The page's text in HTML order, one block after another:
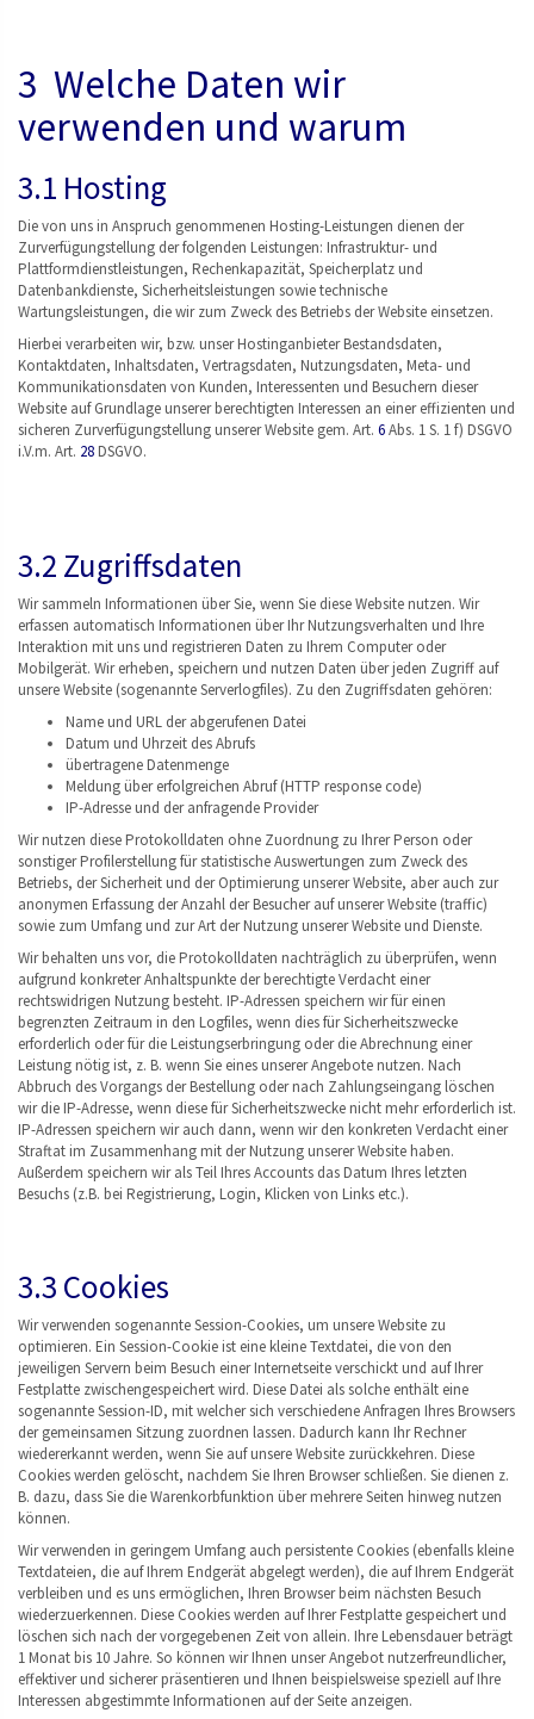
3 Welche Daten wir
verwenden und warum
3.1 Hosting
Die von uns in Anspruch genommenen Hosting-Leistungen dienen der
Zurverfügungstellung der folgenden Leistungen: Infrastruktur- und
Plattformdienstleistungen, Rechenkapazität, Speicherplatz und
Datenbankdienste, Sicherheitsleistungen sowie technische
Wartungsleistungen, die wir zum Zweck des Betriebs der Website einsetzen.
Hierbei verarbeiten wir, bzw. unser Hostinganbieter Bestandsdaten,
Kontaktdaten, Inhaltsdaten, Vertragsdaten, Nutzungsdaten, Meta- und
Kommunikationsdaten von Kunden, Interessenten und Besuchern dieser
Website auf Grundlage unserer berechtigten Interessen an einer effizienten und
sicheren Zurverfügungstellung unserer Website gem. Art. 6Abs. 1 S. 1 f) DSGVO
i.V.m. Art. 28DSGVO.
3.2 Zugriffsdaten
Wir sammeln Informationen über Sie, wenn Sie diese Website nutzen. Wir
erfassen automatisch Informationen über Ihr Nutzungsverhalten und Ihre
Interaktion mit uns und registrieren Daten zu Ihrem Computer oder
Mobilgerät. Wir erheben, speichern und nutzen Daten über jeden Zugriff auf
unsere Website (sogenannte Serverlogfiles). Zu den Zugriffsdaten gehören:
Name und URL der abgerufenen Datei
Datum und Uhrzeit des Abrufs
übertragene Datenmenge
Meldung über erfolgreichen Abruf (HTTP response code)
IP-Adresse und der anfragende Provider
Wir nutzen diese Protokolldaten ohne Zuordnung zu Ihrer Person oder
sonstiger Profilerstellung für statistische Auswertungen zum Zweck des
Betriebs, der Sicherheit und der Optimierung unserer Website, aber auch zur
anonymen Erfassung der Anzahl der Besucher auf unserer Website (traffic)
sowie zum Umfang und zur Art der Nutzung unserer Website und Dienste.
Wir behalten uns vor, die Protokolldaten nachträglich zu überprüfen, wenn
aufgrund konkreter Anhaltspunkte der berechtigte Verdacht einer
rechtswidrigen Nutzung besteht. IP-Adressen speichern wir für einen
begrenzten Zeitraum in den Logfiles, wenn dies für Sicherheitszwecke
erforderlich oder für die Leistungserbringung oder die Abrechnung einer
Leistung nötig ist, z. B. wenn Sie eines unserer Angebote nutzen. Nach
Abbruch des Vorgangs der Bestellung oder nach Zahlungseingang löschen
wir die IP-Adresse, wenn diese für Sicherheitszwecke nicht mehr erforderlich ist.
IP-Adressen speichern wir auch dann, wenn wir den konkreten Verdacht einer
Straftat im Zusammenhang mit der Nutzung unserer Website haben.
Außerdem speichern wir als Teil Ihres Accounts das Datum Ihres letzten
Besuchs (z.B. bei Registrierung, Login, Klicken von Links etc.).
3.3 Cookies
Wir verwenden sogenannte Session-Cookies, um unsere Website zu
optimieren. Ein Session-Cookie ist eine kleine Textdatei, die von den
jeweiligen Servern beim Besuch einer Internetseite verschickt und auf Ihrer
Festplatte zwischengespeichert wird. Diese Datei als solche enthält eine
sogenannte Session-ID, mit welcher sich verschiedene Anfragen Ihres Browsers
der gemeinsamen Sitzung zuordnen lassen. Dadurch kann Ihr Rechner
wiedererkannt werden, wenn Sie auf unsere Website zurückkehren. Diese
Cookies werden gelöscht, nachdem Sie Ihren Browser schließen. Sie dienen z.
B. dazu, dass Sie die Warenkorbfunktion über mehrere Seiten hinweg nutzen
können.
Wir verwenden in geringem Umfang auch persistente Cookies (ebenfalls kleine
Textdateien, die auf Ihrem Endgerät abgelegt werden), die auf Ihrem Endgerät
verbleiben und es uns ermöglichen, Ihren Browser beim nächsten Besuch
wiederzuerkennen. Diese Cookies werden auf Ihrer Festplatte gespeichert und
löschen sich nach der vorgegebenen Zeit von allein. Ihre Lebensdauer beträgt
1 Monat bis 10 Jahre. So können wir Ihnen unser Angebot nutzerfreundlicher,
effektiver und sicherer präsentieren und Ihnen beispielsweise speziell auf Ihre
Interessen abgestimmte Informationen auf der Seite anzeigen.